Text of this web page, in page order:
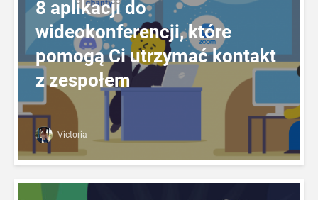
8 aplikacji do
wideokonferencji, które
pomogą Ci utrzymać kontakt
z zespołem
Victoria